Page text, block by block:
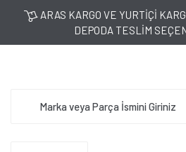
ARAS KARGO VE YURTİÇİ
DEPODA TESLİM